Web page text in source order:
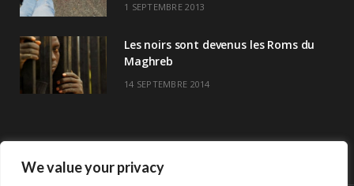
We value your privacy
1 SEPTEMBRE 2013
Les noirs sont devenus les Roms du
Maghreb
14 SEPTEMBRE 2014